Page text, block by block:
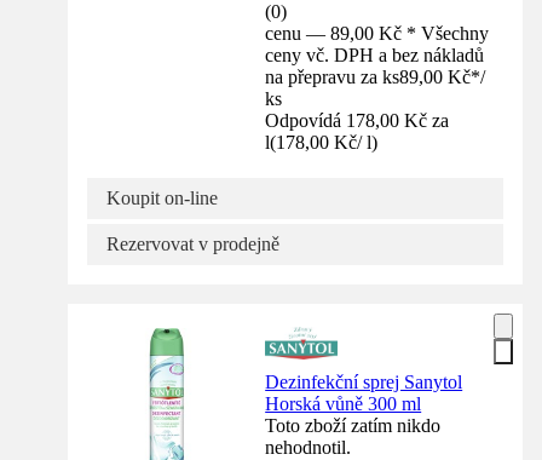
(0)
cenu — 89,00 Kč * Všechny
ceny vč. DPH a bez nákladů
na přepravu za ks89,00 Kč*/
ks
Odpovídá 178,00 Kč za
l(178,00 Kč/ l)
Koupit on-line
Rezervovat v prodejně
Dezinfekční sprej Sanytol
Horská vůně 300 ml
Toto zboží zatím nikdo
nehodnotil.